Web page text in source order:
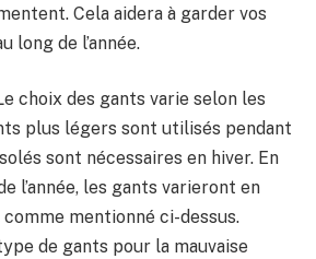
Cela aidera à garder vos
long de l’année.
choix des gants varie selon les
plus légers sont utilisés pendant
sont nécessaires en hiver. En
l’année, les gants varieront en
mentionné ci-dessus.
de gants pour la mauvaise